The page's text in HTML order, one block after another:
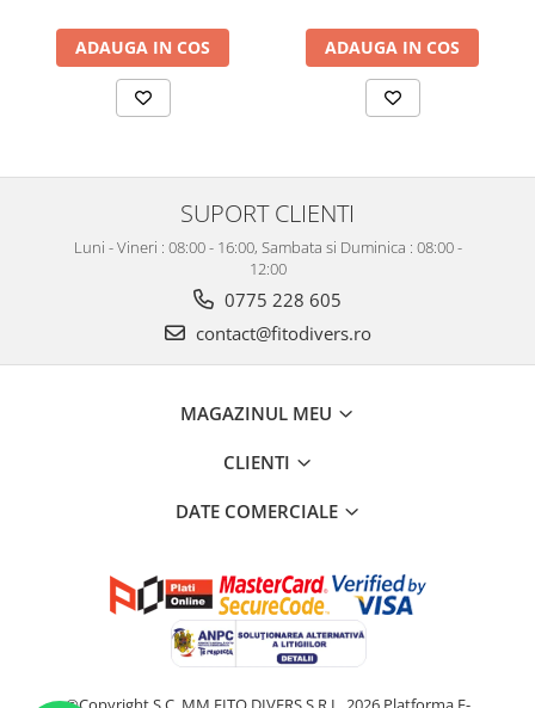
ADAUGA IN COS ADAUGA IN COS
SUPORT CLIENTI
Luni - Vineri : 08:00 - 16:00, Sambata si Duminica : 08:00 -
12:00
0775 228 605
contact@fitodivers.ro
MAGAZINUL MEU
CLIENTI
DATE COMERCIALE